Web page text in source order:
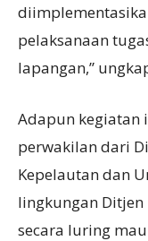
pelaksanaan
lapangan,”
Adapun kegiatan
perwakilan dari
Kepelautan dan
lingkungan
secara luring